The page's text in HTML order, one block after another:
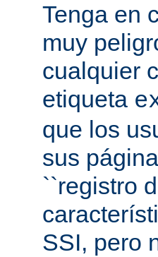
Tenga en
muy
cualquier
etiqueta
que los
sus
``registro
SSI, pero